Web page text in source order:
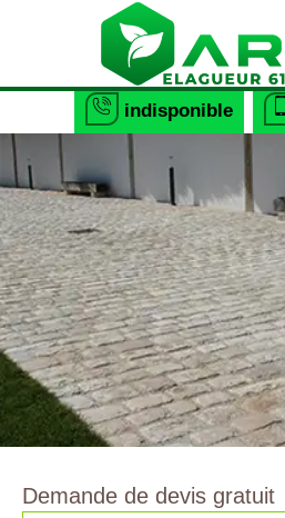
indisponible
Demande de devis gratuit